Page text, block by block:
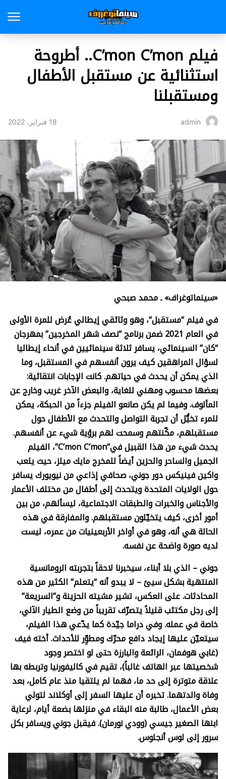
فيلم C’mon C’mon.. أطروحة
استثنائية عن مستقبل الأطفال
ومستقبلنا
admin 18 فبراير، 2022
«سينماتوغراف» ـ محمد صبحي
في فيلم“مستقبل“، وهو وثائقي إيطالي عُرض للمرة الأولى
في العام 2021 ضمن برنامج “نصف شهر المخرجين” بمهرجان
“كان” السينمائي، يسافر ثلاثة سينمائيين في أنحاء إيطاليا
لسؤال المراهقين كيف يرون أنفسهم في المستقبل، وما
الذي يمكن أن يحدث في حياتهم. كانت الإجابات انتقائية:
بعضها محسوب ومهني للغاية، والبعض الآخر غريب وخارج عن
المألوف. وفيما لم يكن صانعو الفيلم جزءاً من الحبكة، يمكن
للمرء تخيُّل أن تجربة التواصل والتحدث مع الأطفال حول
مستقبلهم، مكّنتهم وسمحت لهم برؤية شيء عن أنفسهم.
يحدث شيء من هذا القبيل في“C’mon C’mon”
، الفيلم
الجميل والساحر والحزين أيضاً للمخرج مايك ميلز، حيث يلعب
واكين فينيكس دور جوني، صحافي إذاعي من نيويورك يسافر
حول الولايات المتحدة ويتحدث إلى أطفال من مختلف الأعمار
والأجناس والخبرات والطبقات الاجتماعية، ليسألهم، من بين
أمور أخرى، كيف يتخيّلون مستقبلهم. والمفارقة في هذه
الحالة هي أنه، وهو في أواخر الأربعينيات من عمره، ليست
لديه صورة واضحة عن نفسه.
جوني – الذي بلا أبناء، سيخبرنا لاحقاً بتجربته الرومانسية
المنتهية بشكل سيئ – لا يبدو أنه “يتعلم” الكثير من هذه
المحادثات. على العكس، تشير مشيته الحزينة و”السريعة”
إلى رجل مكتئب قليلاً يتصرّف تقريباً من وضع الطيار الآلي،
خاصة في عمله. وفي دراما جيّدة كما يدّعي هذا الفيلم،
سيتعيّن عليها إيجاد دافع محرّك ومطوِّر للأحداث. أخته فيف
(غابي هوفمان، الرائعة والبارزة حتى لو اختصر وجود
شخصيتها عبر الهاتف غالباً)، تقيم في كاليفورنيا وتربطه بها
علاقة متوترة إلى حد ما، فهما لم يلتقيا منذ عام كامل، بعد
وفاة والدتهما. تخبره أن عليها السفر إلى أوكلاند لتولي
بعض الأعمال، طالبة منه البقاء في منزلها بضعة أيام، لرعاية
ابنها الصغير جيسي (وودي نورمان). فيقبل جوني ويسافر بكل
سرور إلى لوس أنجلوس.